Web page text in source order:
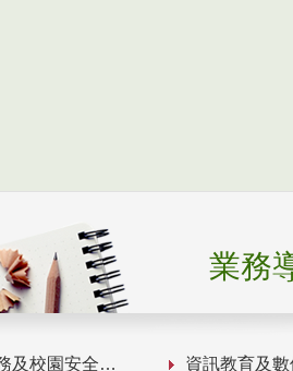
業務
及校園安全 資訊教育及